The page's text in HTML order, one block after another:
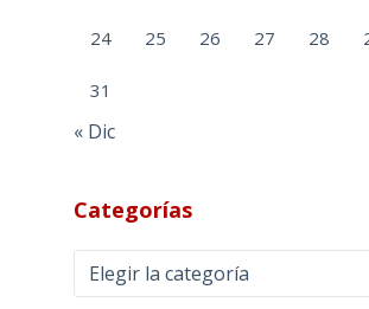
24 25 26 27 28
31
« Dic
Categorías
Categorías